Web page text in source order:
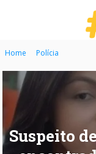
Home Polícia
Suspeito